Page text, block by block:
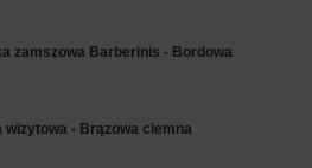
zamszowa Barberinis - Bordowa
wizytowa - Brązowa ciemna